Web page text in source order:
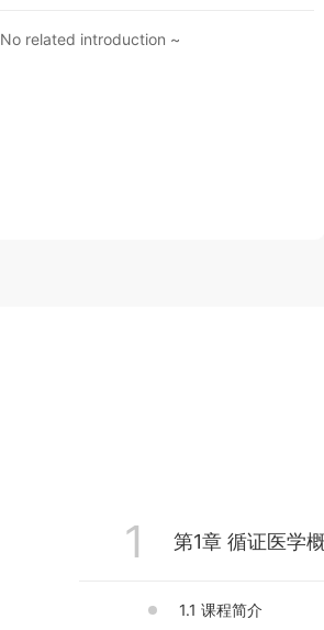
No related introduction ~
1 第1章 循证医学
1.1 课程简介